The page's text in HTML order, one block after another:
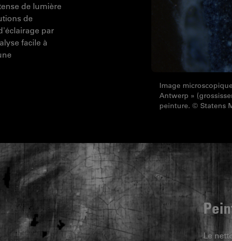
de lumière
de
par
facile à
Image
Antwerp »
peinture. © Statens
Le